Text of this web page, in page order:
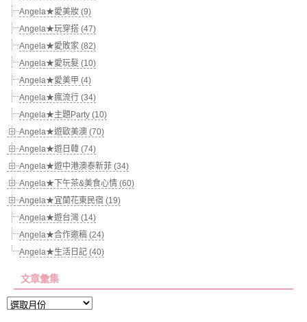
Angela★愛美妝 (9)
Angela★玩穿搭 (47)
Angela★愛敗家 (82)
Angela★愛玩髮 (10)
Angela★愛美甲 (4)
Angela★瘋流行 (34)
Angela★主題Party (10)
Angela★遊歐美澳 (70)
Angela★遊日韓 (74)
Angela★遊中港澳泰新菲 (34)
Angela★下午茶&美食心情 (60)
Angela★宜蘭花東民宿 (19)
Angela★遊台灣 (14)
Angela★合作邀稿 (24)
Angela★生活日記 (40)
文章彙集
文